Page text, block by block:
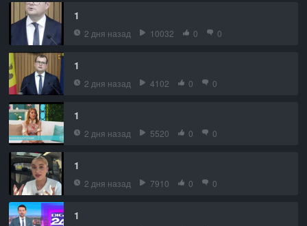
1
2 дня назад 10032 0 0
1
2 дня назад 4102 0 0
1
2 дня назад 5520 0 0
1
2 дня назад 7910 0 0
1